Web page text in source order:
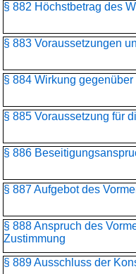
§ 882 Höchstbetrag des
§ 883 Voraussetzungen
§ 884 Wirkung gegenüber
§ 885 Voraussetzung für
§ 886
§ 887 Aufgebot des
§ 888 Anspruch des
Zustimmung
§ 889 Ausschluss der